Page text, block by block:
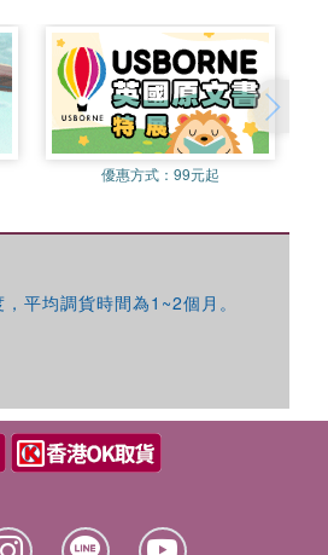
優惠方式：99元起
平均調貨時間為1~2個月。